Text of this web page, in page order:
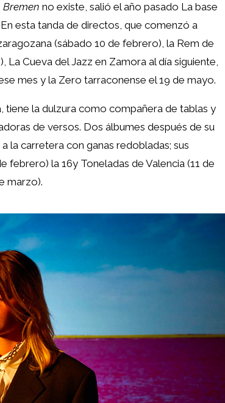
Bremen no existe, salió el año pasado La base
esta tanda de directos, que comenzó a
(sábado 10 de febrero), la Rem de
La Cueva del Jazz en Zamora al día siguiente,
mes y la Zero tarraconense el 19 de mayo.
tiene la dulzura como compañera de tablas y
de versos. Dos álbumes después de su
a la carretera con ganas redobladas; sus
la 16y Toneladas de Valencia (11 de
marzo).